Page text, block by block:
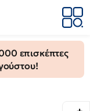
επισκέπτες